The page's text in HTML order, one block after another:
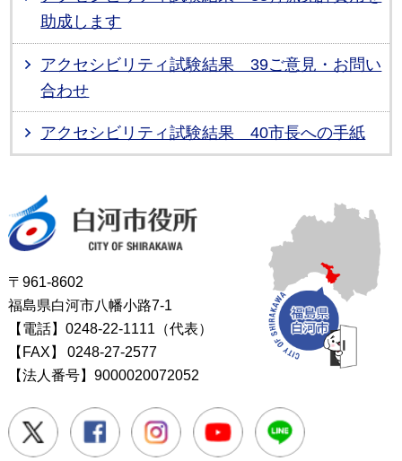
助成します
アクセシビリティ試験結果 39ご意見・お問い
合わせ
アクセシビリティ試験結果 40市長への手紙
〒961-8602
福島県白河市八幡小路7-1
【電話】0248-22-1111（代表）
【FAX】
0248-27-2577
【法人番号】9000020072052
Twitter FacebookInstagramYoutube